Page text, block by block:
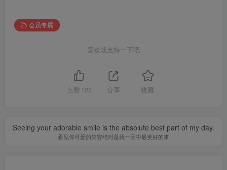
会员专属
喜欢就支持一下吧
点赞 123 分享 收藏
Seeing your adorable smile is the absolute best part of my day.
看见你可爱的笑容绝对是我一天中最美好的事